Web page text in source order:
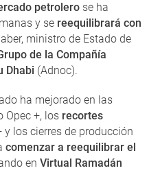
petrolero se ha
y se reequilibrará con
ministro de Estado de
de la Compañía
Dhabi (Adnoc).
ha mejorado en las
Opec +, los recortes
y los cierres de producción
comenzar a reequilibrar el
en Virtual Ramadán